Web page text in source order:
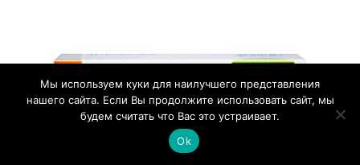
Мы используем куки для наилучшего представления
нашего сайта. Если Вы продолжите использовать сайт, мы
будем считать что Вас это устраивает.
Ok